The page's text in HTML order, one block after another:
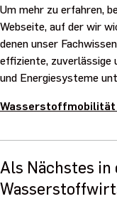
Um mehr zu erfahren,
Webseite, auf der wir
denen unser
effiziente,
und Energiesysteme
Wasserstoffmobilität
Als Nächstes